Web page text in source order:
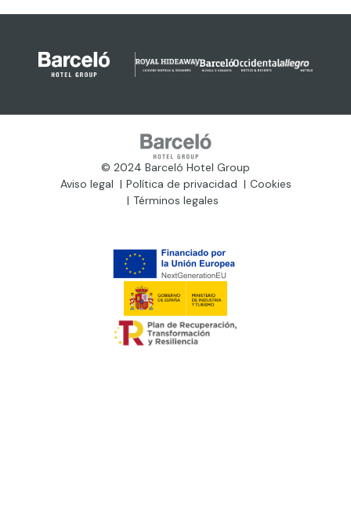
© 2024 Barceló Hotel Group
Aviso legal
Política de privacidad
Cookies
Términos legales